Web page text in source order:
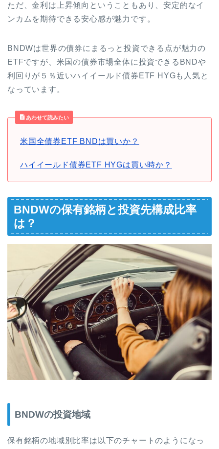
ただ、金利は上昇傾向ということもあり、安定的なイ
ンカムを期待できる安心感が魅力です。
BNDWは世界の債券にまるっと投資できる点が魅力の
ETFですが、米国の債券市場全体に投資できるBNDや
利回りが５％近いハイイールド債券ETF HYGも人気と
なっています。
あわせて読みたい
米国全債券ETF BNDは買いか？
ハイイールド債券ETF HYGは買い時か？
BNDWの保有銘柄と投資先構成比率
は？
BNDWの投資地域
保有銘柄の地域別比率は以下のチャートのようになっ